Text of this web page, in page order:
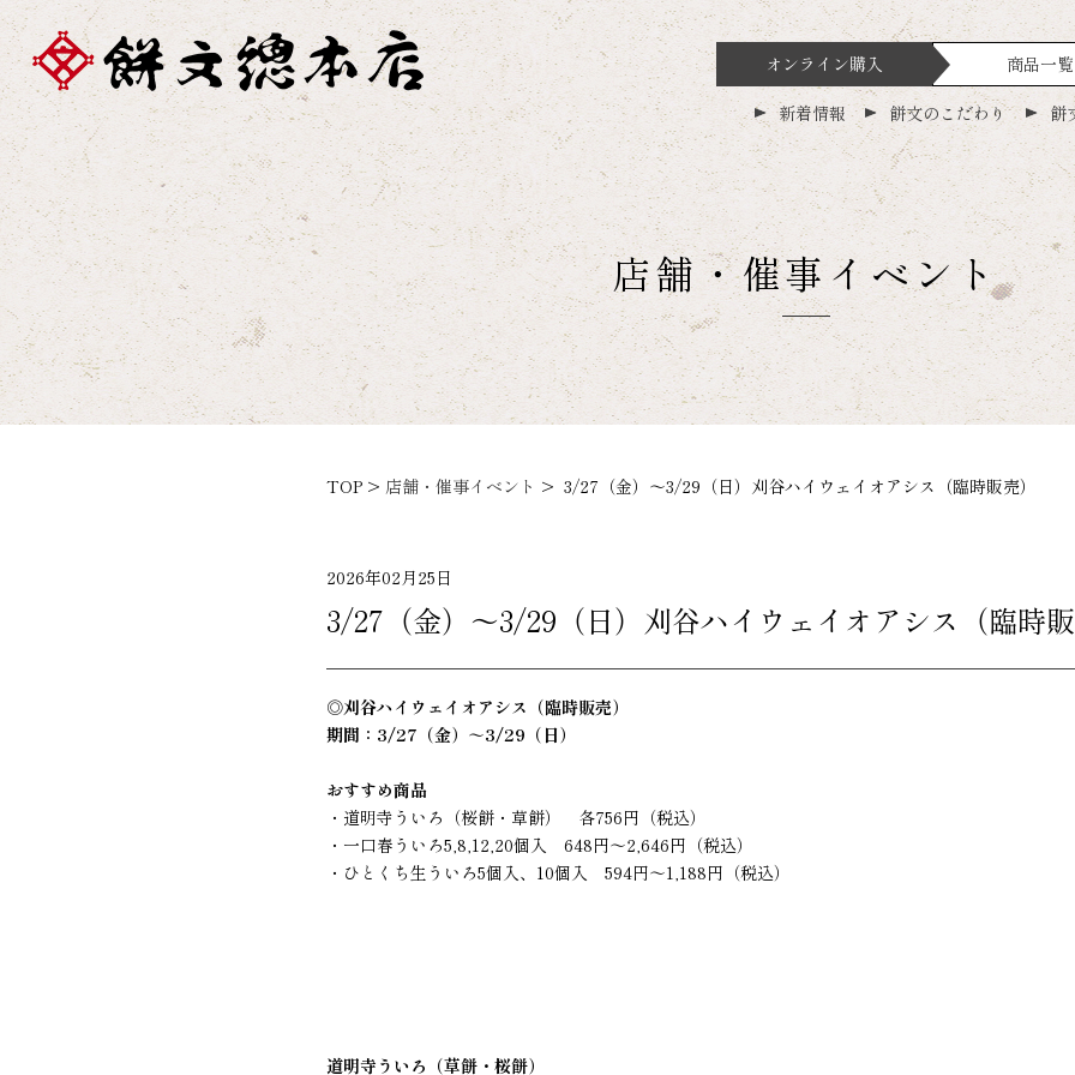
新着情報 餅文のこだわり 餅
オンライン購入 商品一覧
店舗・催事イベント
TOP > 店舗・催事イベント > 3/27（金）～3/29（日）刈谷ハイウェイオアシス（臨時販売）
2026年02月25日
3/27（金）～3/29（日）刈谷ハイウェイオアシス（臨時
◎刈谷ハイウェイオアシス（臨時販売）
期間：3/27（金）～3/29（日）
おすすめ商品
・道明寺ういろ（桜餅・草餅） 各756円（税込）
・一口春ういろ5,8,12,20個入 648円～2,646円（税込）
・ひとくち生ういろ5個入、10個入 594円～1,188円（税込）
道明寺ういろ（草餅・桜餅）